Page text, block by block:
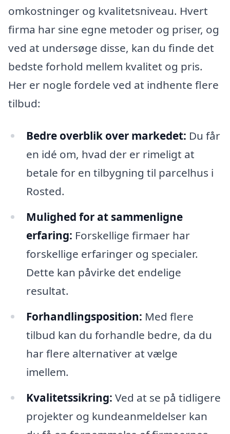
omkostninger og kvalitetsniveau. Hvert
firma har sine egne metoder og priser, og
ved at undersøge disse, kan du finde det
bedste forhold mellem kvalitet og pris.
Her er nogle fordele ved at indhente flere
tilbud:
Bedre overblik over markedet: Du får
en idé om, hvad der er rimeligt at
betale for en tilbygning til parcelhus i
Rosted.
Mulighed for at sammenligne
erfaring: Forskellige firmaer har
forskellige erfaringer og specialer.
Dette kan påvirke det endelige
resultat.
Forhandlingsposition: Med flere
tilbud kan du forhandle bedre, da du
har flere alternativer at vælge
imellem.
Kvalitetssikring: Ved at se på tidligere
projekter og kundeanmeldelser kan